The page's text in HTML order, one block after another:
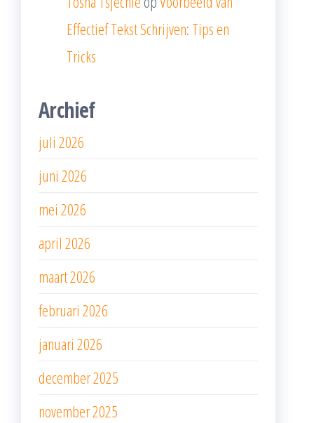
Effectief Tekst Schrijven: Tips en
Tricks
Archief
juli 2026
juni 2026
mei 2026
april 2026
maart 2026
februari 2026
januari 2026
december 2025
november 2025